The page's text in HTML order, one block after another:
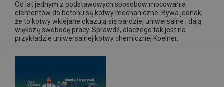
Od lat jednym z podstawowych sposobów mocowania
elementów do betonu są kotwy mechaniczne. Bywa jednak,
że to kotwy wklejane okazują się bardziej uniwersalne i dają
większą swobodę pracy. Sprawdź, dlaczego tak jest na
przykładzie uniwersalnej kotwy chemicznej Koelner.